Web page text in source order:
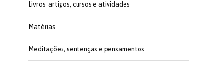
Livros, artigos, cursos e atividades
Matérias
Meditações, sentenças e pensamentos